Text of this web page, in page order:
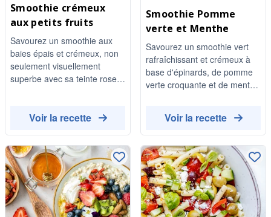
Smoothie crémeux
aux petits fruits
Savourez un smoothie aux
baies épais et crémeux, non
seulement visuellement
superbe avec sa teinte rose
mélangées. Cette boisson
ou une collation saine, et peut
être personnalisée avec
l'édulcorant de votre choix.
Voir la recette
Smoothie Pomme
verte et Menthe
Savourez un smoothie vert
rafraîchissant et crémeux à
base d'épinards, de pomme
verte croquante et de menthe
framboises pour une touche
de saveur supplémentaire, ce
qui en fait une option
végétalienne et sans gluten
parfaite pour une collation
rapide ou un petit-déjeuner.
Voir la recette